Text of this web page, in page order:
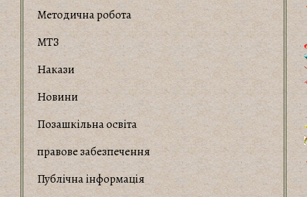
Методична робота
МТЗ
Накази
Новини
Позашкільна освіта
правове забезпечення
Публічна інформація